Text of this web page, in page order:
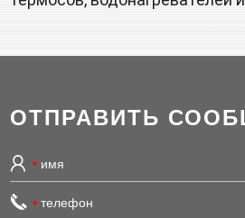
ОТПРАВИТЬ